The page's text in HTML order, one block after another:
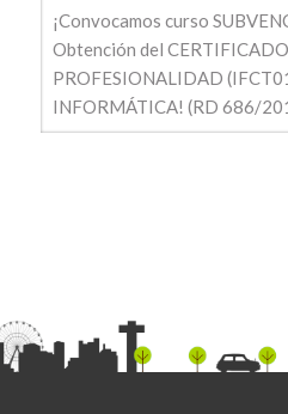
¡Convocamos curso
Obtención del
PROFESIONALIDAD
INFORMÁTICA! (RD 686/